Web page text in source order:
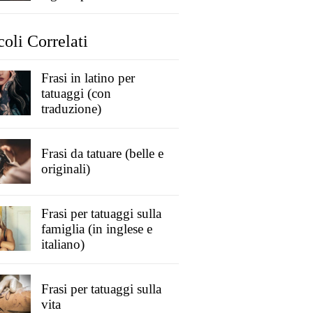
Correlati
Frasi in latino per
tatuaggi (con
traduzione)
Frasi da tatuare (belle e
originali)
Frasi per tatuaggi sulla
famiglia (in inglese e
italiano)
Frasi per tatuaggi sulla
vita